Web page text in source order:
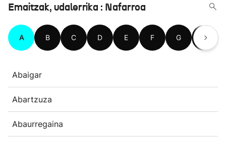
Emaitzak, udalerrika : Nafarroa
A B C D E F G H
Abaigar
Abartzuza
Abaurregaina